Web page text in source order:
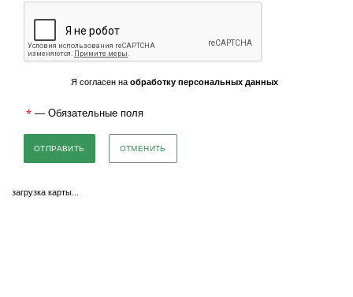
Я согласен на обработку персональных данных
* — Обязательные поля
ОТМЕНИТЬ
загрузка карты...